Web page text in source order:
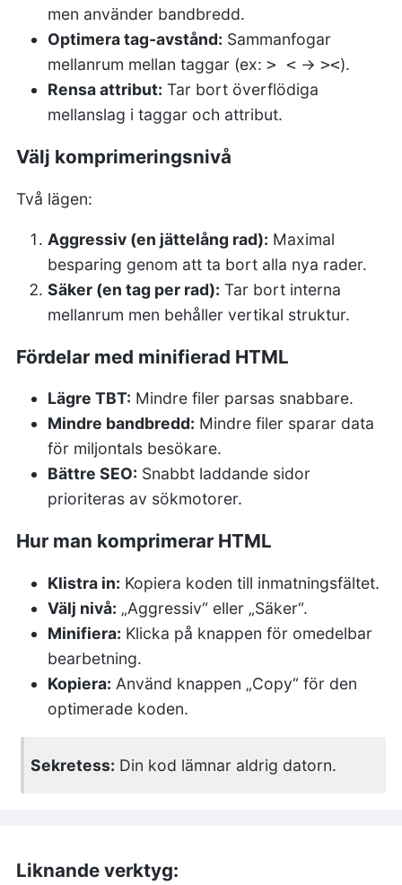
men använder bandbredd.
Optimera tag-avstånd: Sammanfogar
mellanrum mellan taggar (ex: > < → ><).
Rensa attribut: Tar bort överflödiga
mellanslag i taggar och attribut.
Välj komprimeringsnivå
Två lägen:
Aggressiv (en jättelång rad): Maximal
besparing genom att ta bort alla nya rader.
Säker (en tag per rad): Tar bort interna
mellanrum men behåller vertikal struktur.
Fördelar med minifierad HTML
Lägre TBT: Mindre filer parsas snabbare.
Mindre bandbredd: Mindre filer sparar data
för miljontals besökare.
Bättre SEO: Snabbt laddande sidor
prioriteras av sökmotorer.
Hur man komprimerar HTML
Klistra in: Kopiera koden till inmatningsfältet.
Välj nivå: „Aggressiv“ eller „Säker“.
Minifiera: Klicka på knappen för omedelbar
bearbetning.
Kopiera: Använd knappen „Copy“ för den
optimerade koden.
Sekretess: Din kod lämnar aldrig datorn.
Liknande verktyg: